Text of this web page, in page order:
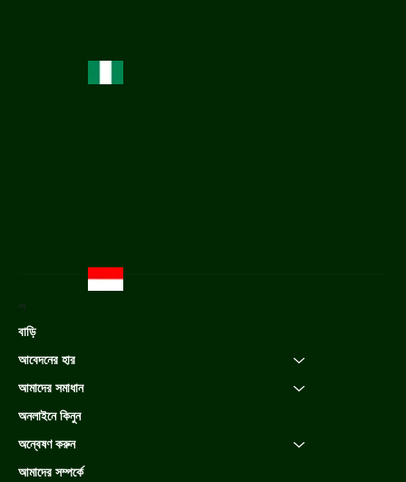
মেনু
বাড়ি
আবেদনের হার
আমাদের সমাধান
অনলাইনে কিনুন
অন্বেষণ করুন
আমাদের সম্পর্কে